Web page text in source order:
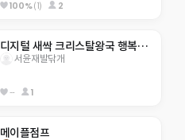
100%(1) 2
디지털 새싹 크리스탈왕국 행복초 5-8 응애~~
서윤재발닦개
-- 1
메이플점프